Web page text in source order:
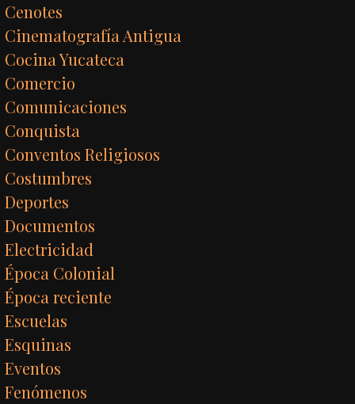
Cenotes
Cinematografía Antigua
Cocina Yucateca
Comercio
Comunicaciones
Conquista
Conventos Religiosos
Costumbres
Deportes
Documentos
Electricidad
Época Colonial
Época reciente
Escuelas
Esquinas
Eventos
Fenómenos